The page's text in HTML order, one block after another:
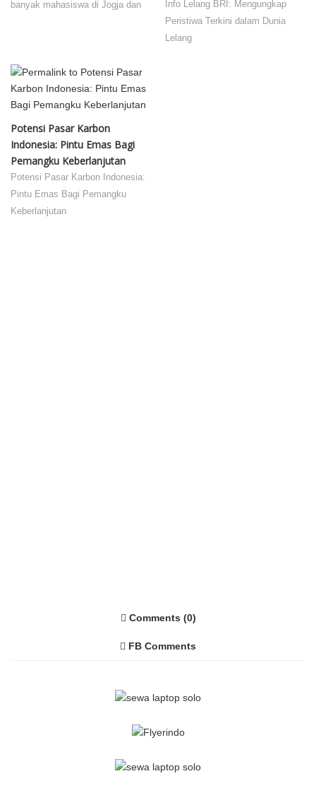
banyak mahasiswa di Jogja dan
Info Lelang BRI: Mengungkap
Peristiwa Terkini dalam Dunia
Lelang
Potensi Pasar Karbon
Indonesia: Pintu Emas Bagi
Pemangku Keberlanjutan
Potensi Pasar Karbon Indonesia:
Pintu Emas Bagi Pemangku
Keberlanjutan
Comments (0)
FB Comments